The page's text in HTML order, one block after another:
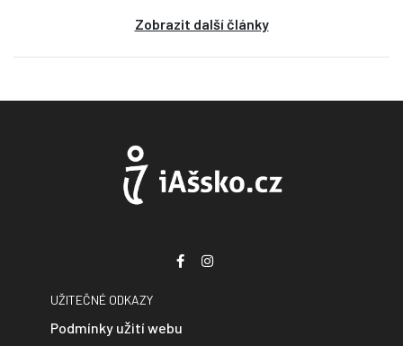
Zobrazit další články
UŽITEČNÉ ODKAZY
Podmínky užití webu